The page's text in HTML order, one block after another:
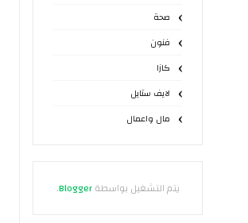
صحة
فنون
كازا
لايف ستايل
مال واعمال
يتم التشغيل بواسطةBlogger
.